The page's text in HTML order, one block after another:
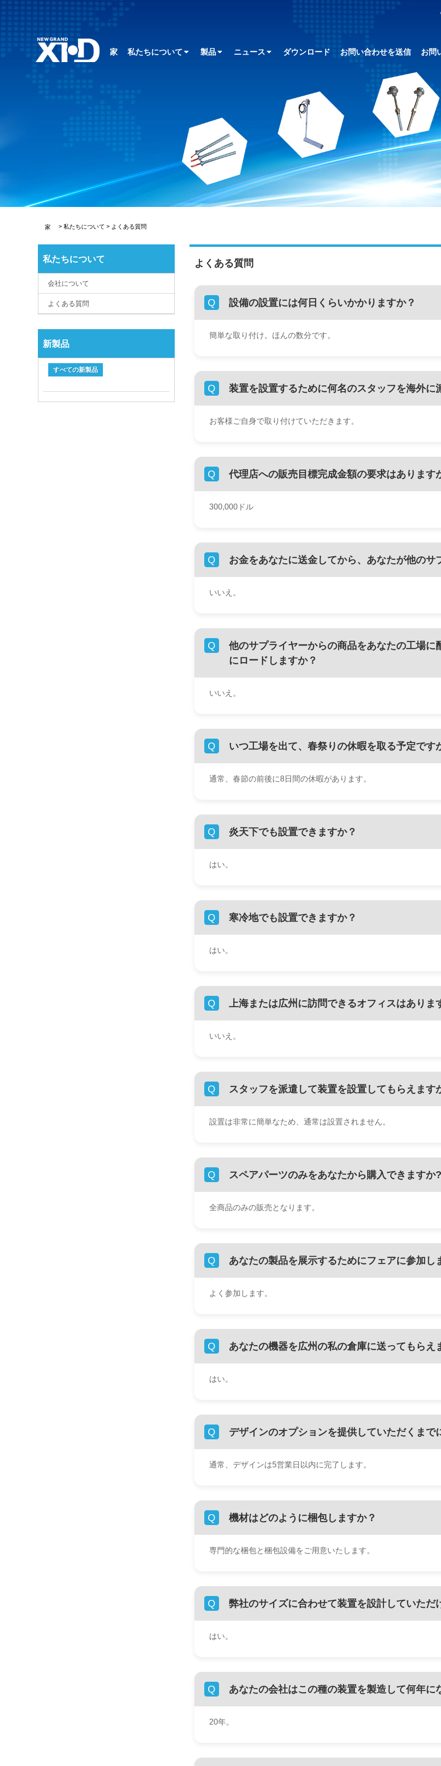
家 私たちについて 製品 ニュース ダウンロード お問い合わせを送信 お問
家 > 私たちについて > よくある質問
私たちについて
会社について
よくある質問
新製品
すべての新製品
よくある質問
Q 設備の設置には何日くらいかかりますか？
簡単な取り付け。ほんの数分です。
Q 装置を設置するために何名のスタッフを海外に
お客様ご自身で取り付けていただきます。
Q 代理店への販売目標完成金額の要求はあります
300,000ドル
Q お金をあなたに送金してから、あなたが他の
いいえ。
Q
他のサプライヤーからの商品をあなたの工場
にロードしますか？
いいえ。
Q いつ工場を出て、春祭りの休暇を取る予定です
通常、春節の前後に8日間の休暇があります。
Q 炎天下でも設置できますか？
はい。
Q 寒冷地でも設置できますか？
はい。
Q 上海または広州に訪問できるオフィスはありま
いいえ。
Q スタッフを派遣して装置を設置してもらえます
設置は非常に簡単なため、通常は設置されません。
Q スペアパーツのみをあなたから購入できますか?
全商品のみの販売となります。
Q あなたの製品を展示するためにフェアに参加し
よく参加します。
Q あなたの機器を広州の私の倉庫に送ってもらえ
はい。
Q デザインのオプションを提供していただくま
通常、デザインは5営業日以内に完了します。
Q 機材はどのように梱包しますか？
専門的な梱包と梱包設備をご用意いたします。
Q 弊社のサイズに合わせて装置を設計していただ
はい。
Q あなたの会社はこの種の装置を製造して何年に
20年。